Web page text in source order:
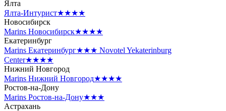
Ялта
Ялта-Интурист★★★★
Новосибирск
Marins Новосибирск★★★★
Екатеринбург
Marins Екатеринбург★★★ Novotel Yekaterinburg
Center★★★★
Нижний Новгород
Marins Нижний Новгород★★★★
Ростов-на-Дону
Marins Ростов-на-Дону★★★
Астрахань